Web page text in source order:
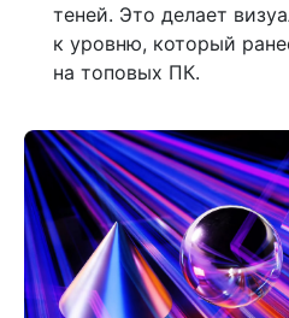
теней. Это делает
к уровню, который
на топовых ПК.